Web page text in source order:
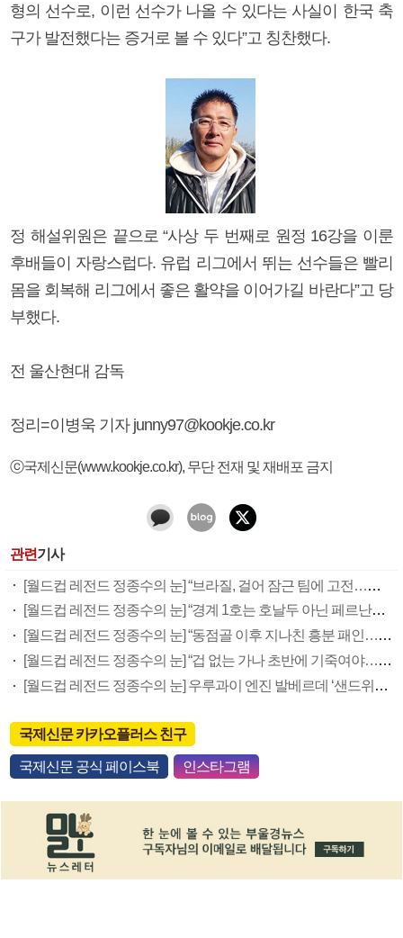
형의 선수로, 이런 선수가 나올 수 있다는 사실이 한국 축
구가 발전했다는 증거로 볼 수 있다”고 칭찬했다.
정 해설위원은 끝으로 “사상 두 번째로 원정 16강을 이룬
후배들이 자랑스럽다. 유럽 리그에서 뛰는 선수들은 빨리
몸을 회복해 리그에서 좋은 활약을 이어가길 바란다”고 당
부했다.
전 울산현대 감독
정리=이병욱 기자 junny97@kookje.co.kr
ⓒ국제신문(www.kookje.co.kr), 무단 전재 및 재배포 금지
관련기사
[월드컵 레전드 정종수의 눈] “브라질, 걸어 잠근 팀에 고전…역습 노리면 승산 있다”
[월드컵 레전드 정종수의 눈] “경계 1호는 호날두 아닌 페르난데스…중원 잡아야 승산 ”
[월드컵 레전드 정종수의 눈] “동점골 이후 지나친 흥분 패인…역습 한방에 너무 쉽게 무너져”
[월드컵 레전드 정종수의 눈] “겁 없는 가나 초반에 기죽여야…공격수 ‘골 욕심’ 내라”
[월드컵 레전드 정종수의 눈] 우루과이 엔진 발베르데 ‘샌드위치 수비’로 막아라
국제신문 카카오플러스 친구
국제신문 공식 페이스북 인스타그램